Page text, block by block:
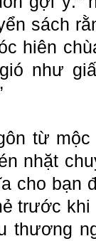
sách
hiên
như
từ mộc
nhặt
cho bạn
trước khi
thương